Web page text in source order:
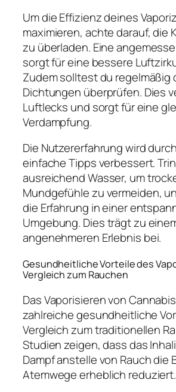
Um die Effizienz deines
maximieren, achte darauf, die
zu überladen. Eine
sorgt für eine bessere
Zudem solltest du regelmäßig
Dichtungen überprüfen. Dies
Luftlecks und sorgt für eine
Verdampfung.
Die Nutzererfahrung wird
einfache Tipps verbessert.
ausreichend Wasser, um
Mundgefühle zu vermeiden,
die Erfahrung in einer
Umgebung. Dies trägt zu
angenehmeren Erlebnis bei.
Gesundheitliche Vorteile des
Vergleich zum Rauchen
Das Vaporisieren von
zahlreiche gesundheitliche
Vergleich zum traditionellen
Studien zeigen, dass das
Dampf anstelle von Rauch die
Atemwege erheblich reduziert.